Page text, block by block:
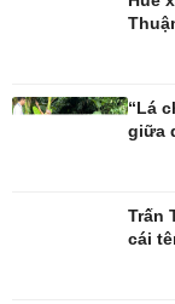
“Lá
giữa
Trấn
cái